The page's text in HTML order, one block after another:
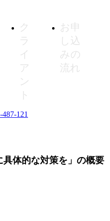
ク
ラ
イ
ア
ン
ト
お申
し込
みの
流れ
121
具体的な対策を」の概要